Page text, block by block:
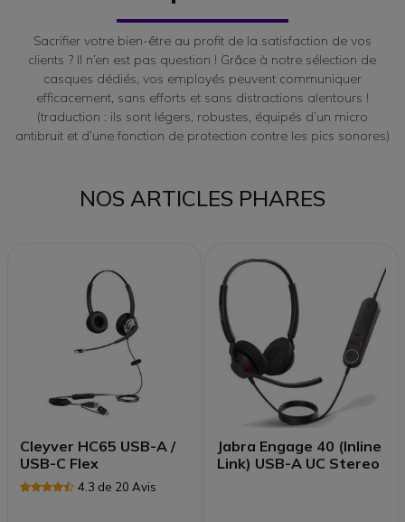
Sacrifier votre bien-être au profit de la satisfaction de vos
clients ? Il n’en est pas question ! Grâce à notre sélection de
casques dédiés, vos employés peuvent communiquer
efficacement, sans efforts et sans distractions alentours !
(traduction : ils sont légers, robustes, équipés d’un micro
antibruit et d’une fonction de protection contre les pics sonores)
NOS ARTICLES PHARES
Cleyver HC65 USB-A /
USB-C Flex
4.3 de 20 Avis
Jabra Engage 40 (Inline
Link) USB-A UC Stereo